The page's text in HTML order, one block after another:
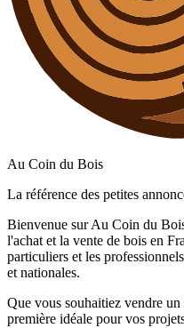
Au Coin du Bois
La référence des petites
Bienvenue sur Au Coin du
l'achat et la vente de bois en
particuliers et les
et nationales.
Que vous souhaitiez vendre
première idéale pour vos